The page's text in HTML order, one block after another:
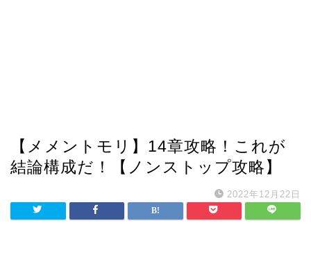
【メメントモリ】14章攻略！これが
結論構成だ！【ノンストップ攻略】
2022年12月22日